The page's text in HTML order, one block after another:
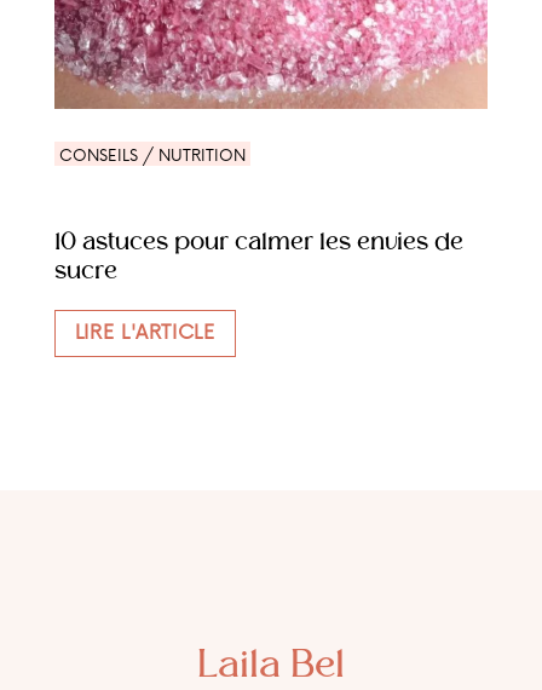
CONSEILS / NUTRITION
10 astuces pour calmer les envies de
sucre
LIRE L'ARTICLE
Laila Bel